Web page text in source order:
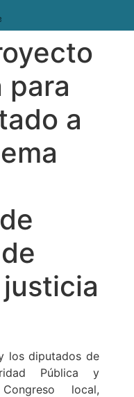
para
a
los diputados de
Pública y
local,